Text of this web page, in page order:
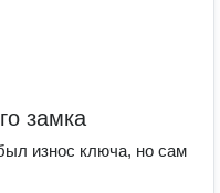
замка
износ ключа, но сам